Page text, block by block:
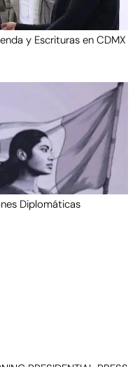
y Escrituras en CDMX
Diplomáticas